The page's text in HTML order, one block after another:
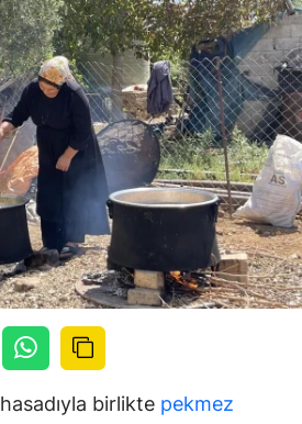
hasadıyla birlikte pekmez